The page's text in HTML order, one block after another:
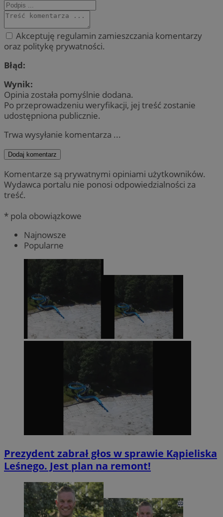
Akceptuję regulamin zamieszczania komentarzy
oraz politykę prywatności.
Błąd:
Wynik:
Opinia została pomyślnie dodana.
Po przeprowadzeniu weryfikacji, jej treść zostanie
udostępniona publicznie.
Trwa wysyłanie komentarza ...
Dodaj komentarz
Komentarze są prywatnymi opiniami użytkowników.
Wydawca portalu nie ponosi odpowiedzialności za
treść.
* pola obowiązkowe
Najnowsze
Popularne
Prezydent zabrał głos w sprawie Kąpieliska
Leśnego. Jest plan na remont!